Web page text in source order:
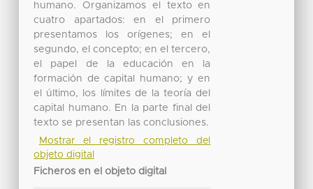
humano. Organizamos el texto en
cuatro apartados: en el primero
presentamos los orígenes; en el
segundo, el concepto; en el tercero,
el papel de la educación en la
formación de capital humano; y en
el último, los límites de la teoría del
capital humano. En la parte final del
texto se presentan las conclusiones.
Mostrar el registro completo del
objeto digital
Ficheros en el objeto digital